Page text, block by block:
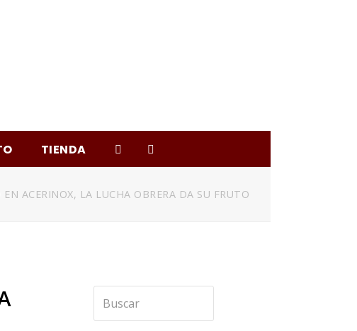
TIENDA
EN ACERINOX, LA LUCHA OBRERA DA SU FRUTO